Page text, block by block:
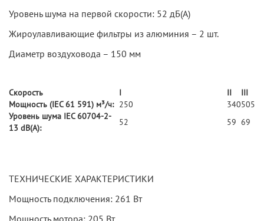
Уровень шума на первой скорости: 52 дБ(А)
Жироулавливающие фильтры из алюминия – 2 шт.
Диаметр воздуховода – 150 мм
Скорость I II
III
Мощность (IEC 61 591) м³/ч: 250 340505
Уровень шума IEC 60704-2-
13 dB(A):
52 59 69
ТЕХНИЧЕСКИЕ ХАРАКТЕРИСТИКИ
Мощность подключения: 261 Вт
Мощность мотора: 205 Вт